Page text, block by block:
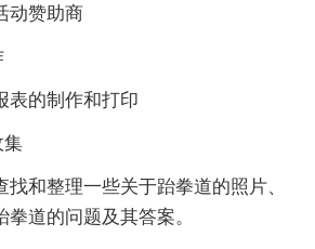
赞助商
的制作和打印
和整理一些关于跆拳道的照片、
道的问题及其答案。